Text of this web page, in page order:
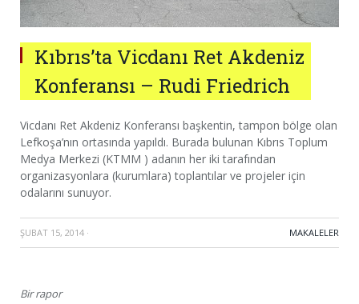
Kıbrıs’ta Vicdanı Ret Akdeniz
Konferansı – Rudi Friedrich
Vicdanı Ret Akdeniz Konferansı başkentin, tampon bölge olan
Lefkoşa’nın ortasında yapıldı. Burada bulunan Kıbrıs Toplum
Medya Merkezi (KTMM ) adanın her iki tarafından
organizasyonlara (kurumlara) toplantılar ve projeler için
odalarını sunuyor.
ŞUBAT 15, 2014 · MAKALELER
Bir rapor